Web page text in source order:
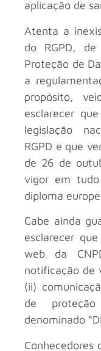
aplicação de
Atenta a
do RGPD,
Proteção de
a
propósito,
esclarecer
legislação
RGPD e que
de 26 de
vigor em
diploma
Cabe ainda
esclarecer
web da
notificação de
(ii)
de
denominado
Conhecedores